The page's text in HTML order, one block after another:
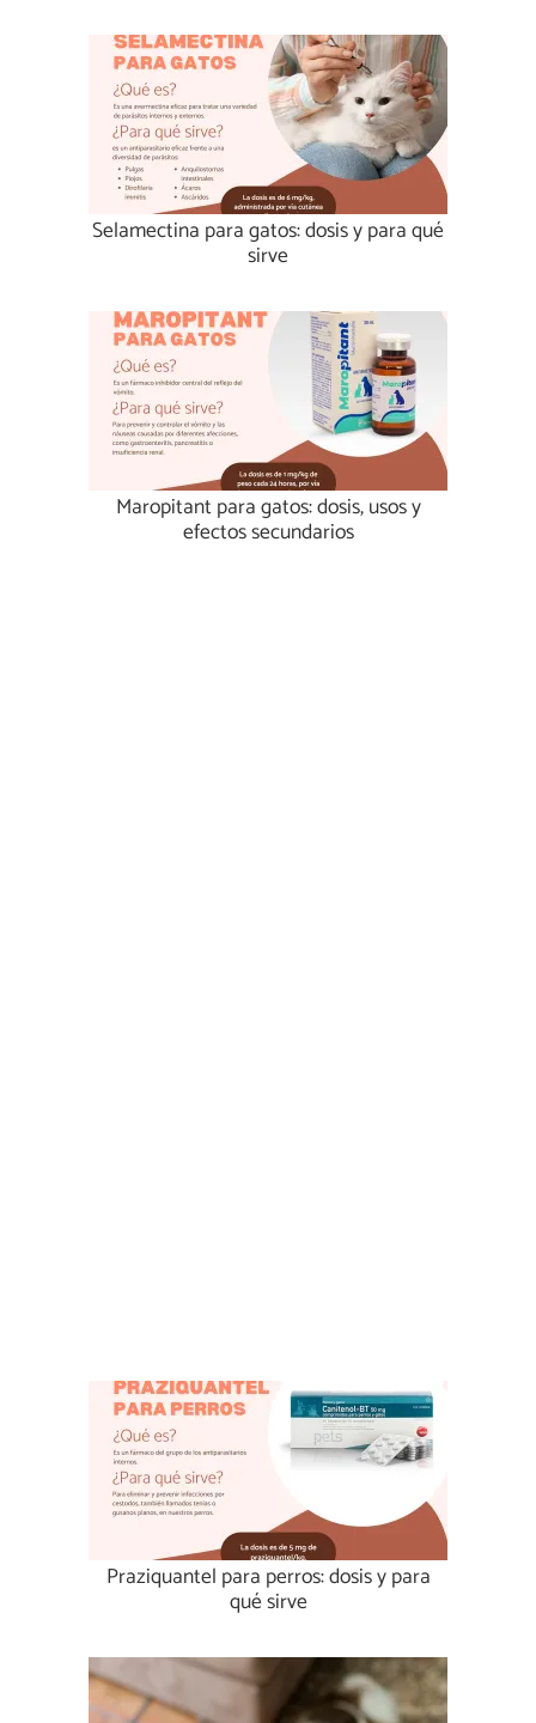
Selamectina para gatos: dosis y para qué
sirve
Maropitant para gatos: dosis, usos y
efectos secundarios
Praziquantel para perros: dosis y para
qué sirve